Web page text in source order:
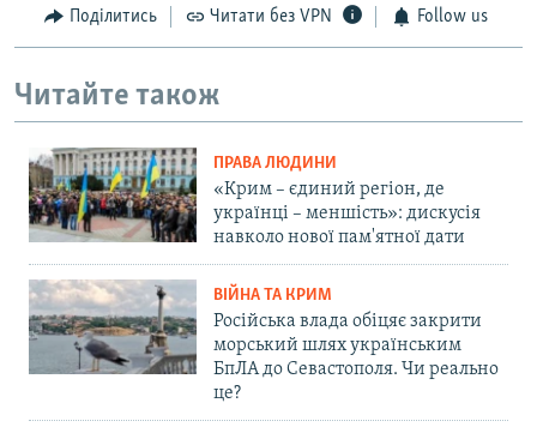
Поділитись Читати без VPN Follow us
Читайте також
ПРАВА ЛЮДИНИ
«Крим – єдиний регіон, де
українці – меншість»: дискусія
навколо нової пам'ятної дати
ВІЙНА ТА КРИМ
Російська влада обіцяє закрити
морський шлях українським
БпЛА до Севастополя. Чи реально
це?